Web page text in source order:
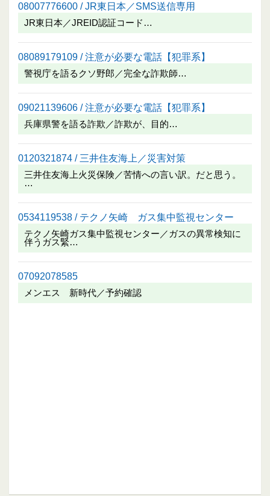
08007776600 / JR東日本／SMS送信専用
JR東日本／JREID認証コード…
08089179109 / 注意が必要な電話【犯罪系】
警視庁を語るクソ野郎／完全な詐欺師…
09021139606 / 注意が必要な電話【犯罪系】
兵庫県警を語る詐欺／詐欺が、目的…
0120321874 / 三井住友海上／災害対策
三井住友海上火災保険／苦情への言い訳。だと思う。
…
0534119538 / テクノ矢崎 ガス集中監視センター
テクノ矢崎ガス集中監視センター／ガスの異常検知に
伴うガス緊…
07092078585
メンエス 新時代／予約確認